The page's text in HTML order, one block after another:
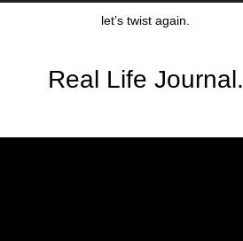
let’s twist again.
Real Life Journal.